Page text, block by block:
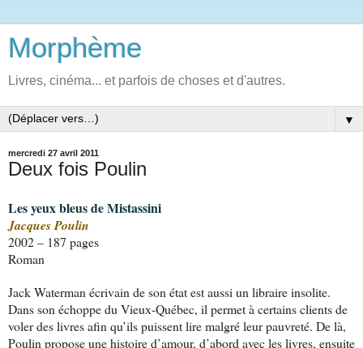
Morphème
Livres, cinéma... et parfois de choses et d'autres.
▼
mercredi 27 avril 2011
Deux fois Poulin
Les yeux bleus de Mistassini
Jacques Poulin
2002 – 187 pages
Roman
Jack Waterman écrivain de son état est aussi un libraire insolite.
Dans son échoppe du Vieux-Québec, il permet à certains clients de
voler des livres afin qu’ils puissent lire malgré leur pauvreté. De là,
Poulin propose une histoire d’amour, d’abord avec les livres, ensuite